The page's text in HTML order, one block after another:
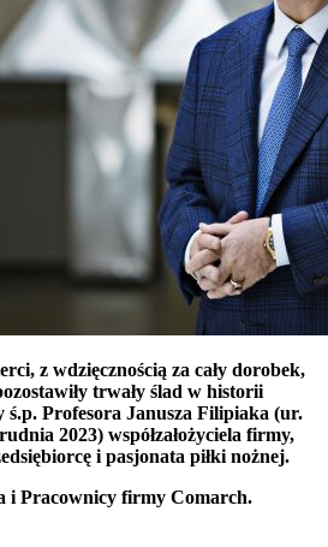
z wdzięcznością za cały dorobek,
trwały ślad w historii
Profesora Janusza Filipiaka (ur.
2023) współzałożyciela firmy,
i pasjonata piłki nożnej.
i Pracownicy firmy Comarch.